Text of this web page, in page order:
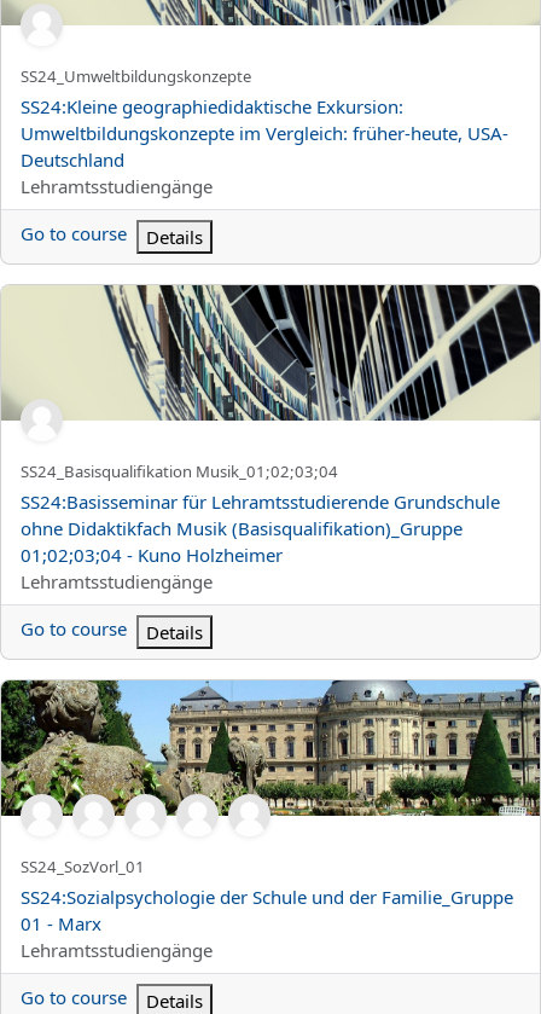
Kortnamn för kurs
SS24_Umweltbildungskonzepte
Kursnamn
SS24:Kleine geographiedidaktische Exkursion:
Umweltbildungskonzepte im Vergleich: früher-heute, USA-
Deutschland
Kurskategori
Lehramtsstudiengänge
Go to course
Details
SS24:Basisseminar für Lehramtsstudierende Grundschule
Kortnamn för kurs
SS24_Basisqualifikation Musik_01;02;03;04
Kursnamn
SS24:Basisseminar für Lehramtsstudierende Grundschule
ohne Didaktikfach Musik (Basisqualifikation)_Gruppe
01;02;03;04 - Kuno Holzheimer
Kurskategori
Lehramtsstudiengänge
Go to course
Details
SS24:Sozialpsychologie der Schule und der Familie_Gruppe 01 -
Kortnamn för kurs
SS24_SozVorl_01
Kursnamn
SS24:Sozialpsychologie der Schule und der Familie_Gruppe
01 - Marx
Kurskategori
Lehramtsstudiengänge
Go to course
Details